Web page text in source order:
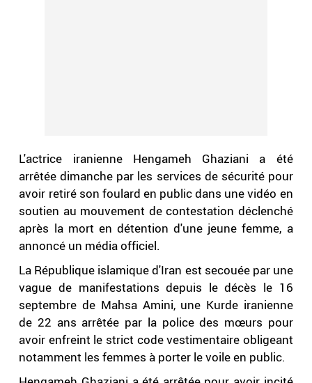
L'actrice iranienne Hengameh Ghaziani a été
arrêtée dimanche par les services de sécurité pour
avoir retiré son foulard en public dans une vidéo en
soutien au mouvement de contestation déclenché
après la mort en détention d'une jeune femme, a
annoncé un média officiel.
La République islamique d'Iran est secouée par une
vague de manifestations depuis le décès le 16
septembre de Mahsa Amini, une Kurde iranienne
de 22 ans arrêtée par la police des mœurs pour
avoir enfreint le strict code vestimentaire obligeant
notamment les femmes à porter le voile en public.